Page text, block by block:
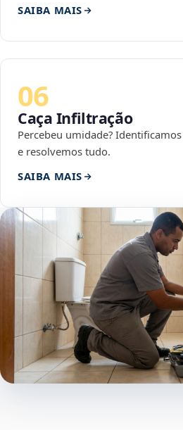
SAIBA MAIS
06
Caça Infiltração
Percebeu umidade?
e resolvemos tudo.
SAIBA MAIS